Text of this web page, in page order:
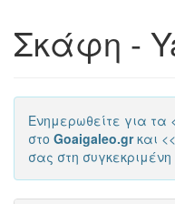
Σκάφη -
Ενημερωθείτε για τα
στο Goaigaleo.grκαι <<
σας στη